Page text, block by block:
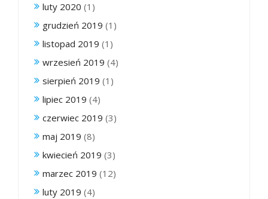
luty 2020 (1)
grudzień 2019 (1)
listopad 2019 (1)
wrzesień 2019 (4)
sierpień 2019 (1)
lipiec 2019 (4)
czerwiec 2019 (3)
maj 2019 (8)
kwiecień 2019 (3)
marzec 2019 (12)
luty 2019 (4)